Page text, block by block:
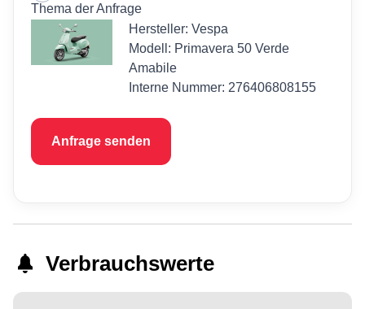
Thema der Anfrage
Hersteller: Vespa
Modell: Primavera 50 Verde
Amabile
Interne Nummer: 276406808155
Anfrage senden
Verbrauchswerte